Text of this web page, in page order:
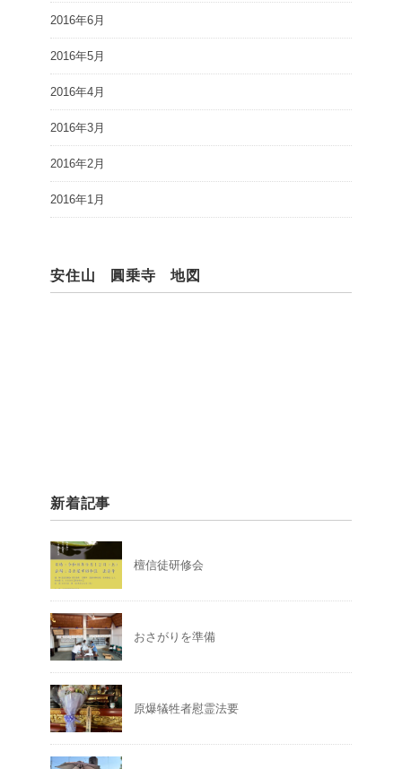
2016年6月
2016年5月
2016年4月
2016年3月
2016年2月
2016年1月
安住山 圓乗寺 地図
新着記事
檀信徒研修会
おさがりを準備
原爆犠牲者慰霊法要